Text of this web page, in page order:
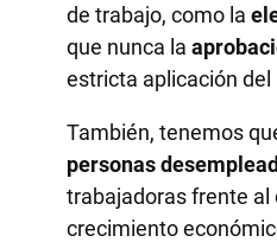
de trabajo, como la
que nunca la
estricta aplicación
También, tenemos
personas
trabajadoras frente al
crecimiento